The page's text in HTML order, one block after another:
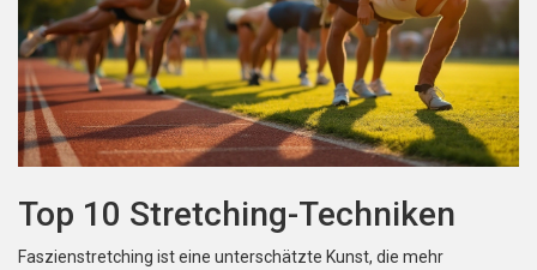
Top 10 Stretching-Techniken
Faszienstretching ist eine unterschätzte Kunst, die mehr